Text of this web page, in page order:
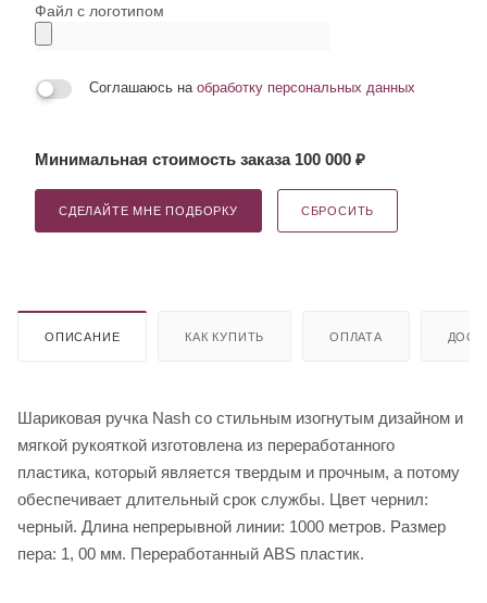
Файл с логотипом
Соглашаюсь на обработку персональных данных
Минимальная стоимость заказа 100 000 ₽
СДЕЛАЙТЕ МНЕ ПОДБОРКУ СБРОСИТЬ
ОПИСАНИЕ КАК КУПИТЬ ОПЛАТА
Шариковая ручка Nash со стильным изогнутым дизайном и
мягкой рукояткой изготовлена из переработанного
пластика, который является твердым и прочным, а потому
обеспечивает длительный срок службы. Цвет чернил:
черный. Длина непрерывной линии: 1000 метров. Размер
пера: 1, 00 мм. Переработанный ABS пластик.